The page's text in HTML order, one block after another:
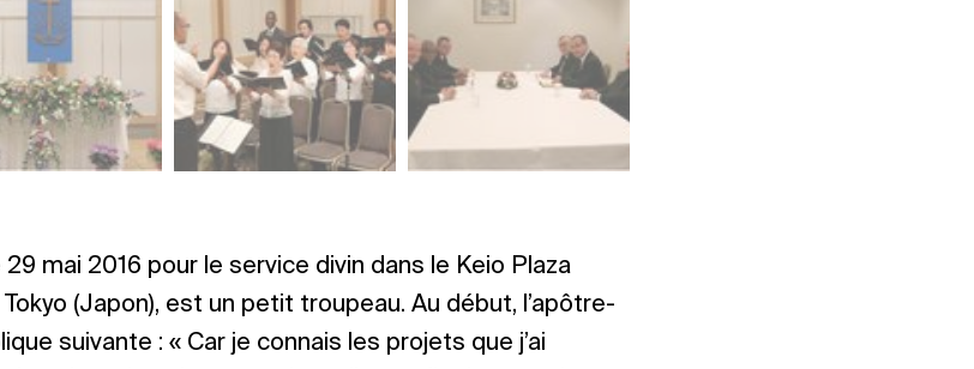
29 mai 2016 pour le service divin dans le Keio Plaza
(Japon), est un petit troupeau. Au début, l’apôtre-
suivante : « Car je connais les projets que j’ai